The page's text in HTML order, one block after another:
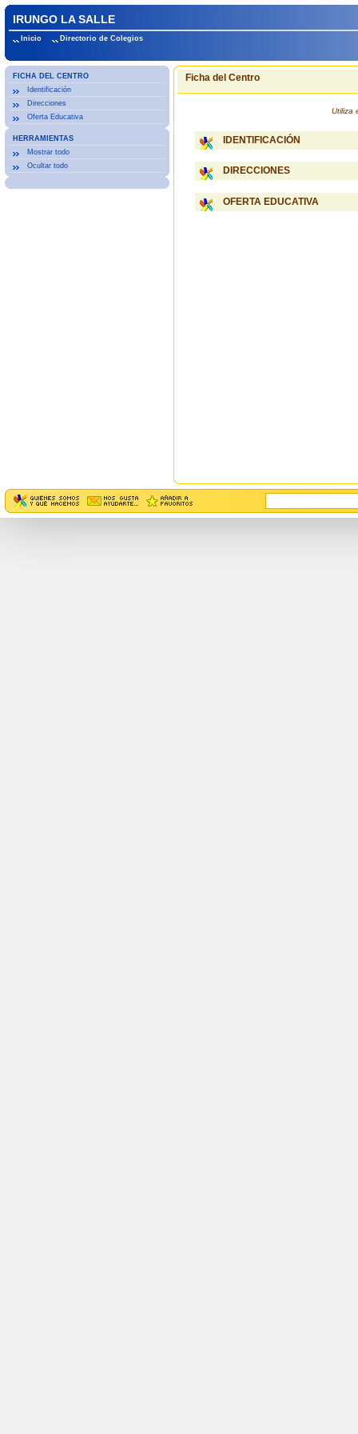
IRUNGO LA SALLE
Inicio Directorio de Colegios
FICHA DEL CENTRO
Identificación
Direcciones
Oferta Educativa
HERRAMIENTAS
Mostrar todo
Ocultar todo
Ficha del Centro
Utiliza
IDENTIFICACIÓN
DIRECCIONES
OFERTA EDUCATIVA